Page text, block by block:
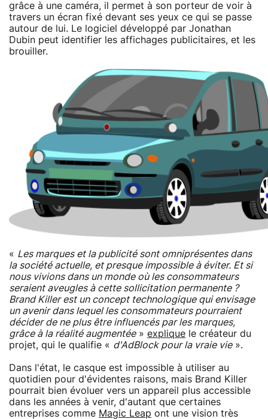
grâce à une caméra, il permet à son porteur de voir à
travers un écran fixé devant ses yeux ce qui se passe
autour de lui. Le logiciel développé par Jonathan
Dubin peut identifier les affichages publicitaires, et les
brouiller.
« Les marques et la publicité sont omniprésentes dans
la société actuelle, et presque impossible à éviter. Et si
nous vivions dans un monde où les consommateurs
seraient aveugles à cette sollicitation permanente ?
Brand Killer est un concept technologique qui envisage
un avenir dans lequel les consommateurs pourraient
décider de ne plus être influencés par les marques,
grâce à la réalité augmentée» explique le créateur du
projet, qui le qualifie « d'AdBlock pour la vraie vie».
Dans l'état, le casque est impossible à utiliser au
quotidien pour d'évidentes raisons, mais Brand Killer
pourrait bien évoluer vers un appareil plus accessible
dans les années à venir, d'autant que certaines
entreprises comme Magic Leap ont une vision très